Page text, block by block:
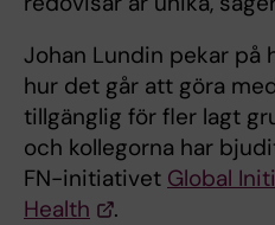
Johan Lundin pekar på
hur det går att göra
tillgänglig för fler lagt
och kollegorna har
FN-initiativet Global
Health
.